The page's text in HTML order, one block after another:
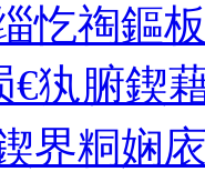
忔祹鏂
€犱腑鍥
界粡娴